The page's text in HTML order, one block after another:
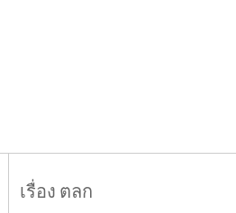
เรื่อง ตลก